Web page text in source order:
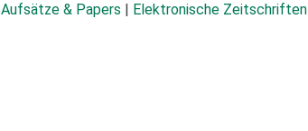
Aufsätze & Papers Elektronische Zeitschriften